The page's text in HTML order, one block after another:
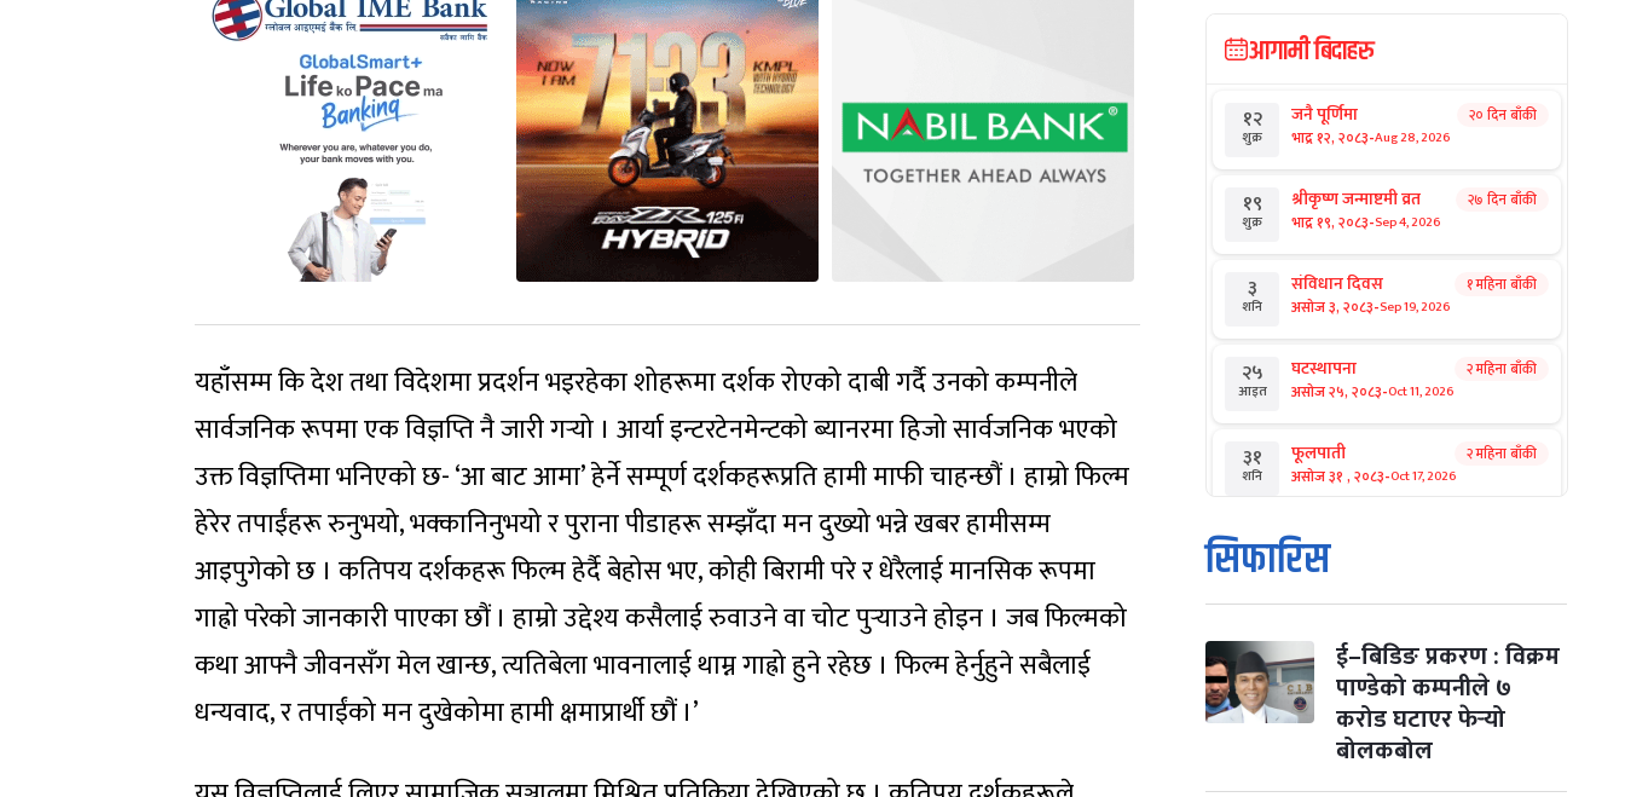
यहाँसम्म कि देश तथा विदेशमा प्रदर्शन भइरहेका शोहरूमा दर्शक रोएको दाबी गर्दै उनको कम्पनीले
सार्वजनिक रूपमा एक विज्ञप्ति नै जारी गर्‍यो । आर्या इन्टरटेनमेन्टको ब्यानरमा हिजो सार्वजनिक भएको
उक्त विज्ञप्तिमा भनिएको छ- ‘आ बाट आमा’ हेर्ने सम्पूर्ण दर्शकहरूप्रति हामी माफी चाहन्छौं । हाम्रो फिल्म
हेरेर तपाईंहरू रुनुभयो, भक्कानिनुभयो र पुराना पीडाहरू सम्झँदा मन दुख्यो भन्ने खबर हामीसम्म
आइपुगेको छ । कतिपय दर्शकहरू फिल्म हेर्दै बेहोस भए, कोही बिरामी परे र धेरैलाई मानसिक रूपमा
गाह्रो परेको जानकारी पाएका छौं । हाम्रो उद्देश्य कसैलाई रुवाउने वा चोट पुर्‍याउने होइन । जब फिल्मको
कथा आफ्नै जीवनसँग मेल खान्छ, त्यतिबेला भावनालाई थाम्न गाह्रो हुने रहेछ । फिल्म हेर्नुहुने सबैलाई
धन्यवाद, र तपाईंको मन दुखेकोमा हामी क्षमाप्रार्थी छौं ।’
आगामी बिदाहरु
१२
शुक्र
जनै पूर्णिमा
भाद्र १२, २०८३-Aug 28, 2026
२० दिन बाँकी
१९
शुक्र
श्रीकृष्ण जन्माष्टमी व्रत
भाद्र १९, २०८३-Sep 4, 2026
२७ दिन बाँकी
३
शनि
संविधान दिवस
असोज ३, २०८३-Sep 19, 2026
१ महिना बाँकी
२५
आइत
घटस्थापना
असोज २५, २०८३-Oct 11, 2026
२ महिना बाँकी
३१
शनि
फूलपाती
असोज ३१ , २०८३-Oct 17, 2026
२ महिना बाँकी
१
आइत
कार्तिक सङ्क्रान्ति
कार्तिक १, २०८३
मंगल कार्तिक ३, २०८३-Oct 20, 2026
४ विजयादशमी
कार्तिक ४, २०८३- Oct 21, 2026
२ महिना बाँकी
पापा‌ङ्कुशा एकादशी व्रत २ महिना बाँकी
सिफारिस
ई–बिडिङ प्रकरण : विक्रम
पाण्डेको कम्पनीले ७
करोड घटाएर फेर्‍यो
बोलकबोल